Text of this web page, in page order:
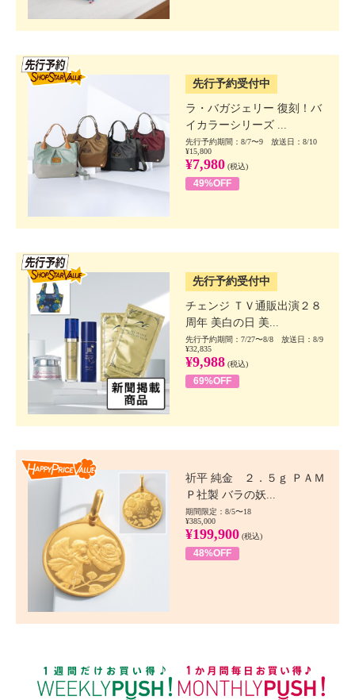
先行予約受付中
ラ・バガジェリー 復刻！バ
イカラーシリーズ ...
先行予約期間：8/7〜9 放送日：8/10
¥15,800
¥7,980 (税込)
49%OFF
先行予約受付中
チェンジ ＴＶ通販出演２８
周年 美白の日 美...
先行予約期間：7/27〜8/8 放送日：8/9
¥32,835
¥9,988 (税込)
69%OFF
祈平 純金 ２．５ｇ ＰＡＭ
Ｐ社製 バラの妖...
期間限定：8/5〜18
¥385,000
¥199,900 (税込)
48%OFF